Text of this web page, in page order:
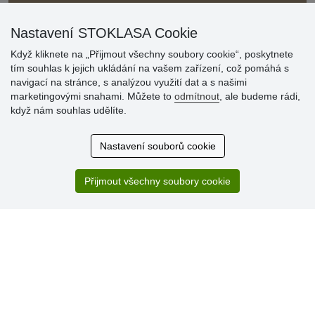
Hodnocení
zákazníků
Super obchod, kvalitní zboží za slušné ceny. Vřele
Nastavení STOKLASA Cookie
Když kliknete na „Přijmout všechny soubory cookie“, poskytnete
tím souhlas k jejich ukládání na vašem zařízení, což pomáhá s
navigací na stránce, s analýzou využití dat a s našimi
marketingovými snahami. Můžete to odmítnout , ale budeme rádi,
když nám souhlas udělíte.
Nastavení souborů cookie
Přijmout všechny soubory cookie